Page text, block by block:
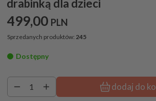
drabinką dla dzieci
499,00 PLN
Sprzedanych produktów: 245
Dostępny
dodaj do